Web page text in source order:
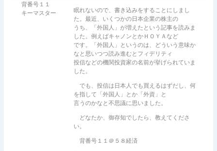
背番号１１
キーマスター
眠れないので、書き込みをすることにしまし
た。最近、いくつかの日本企業の株主の
うち、「外国人」が増えたという記事を読みま
した。例えばキャノンとかＨＯＹＡなど
です。「外国人」というのは、どういう意味か
なと思いつつ読み進むとフィデリティ
投信などの機関投資家の名前が挙げられていま
した。
でも、投信は日本人でも買えるはずだし、何
を指して「外国人」とか「外資」と
言うのかなと不思議に思いました。
どなたか、御存知でしたら、教えてくださ
い。
背番号１１＠５８経済